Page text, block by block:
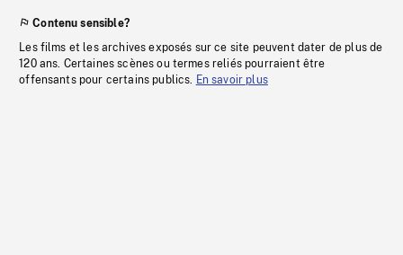
Contenu sensible?
Les films et les archives exposés sur ce site peuvent dater de plus de
120 ans. Certaines scènes ou termes reliés pourraient être
offensants pour certains publics. En savoir plus